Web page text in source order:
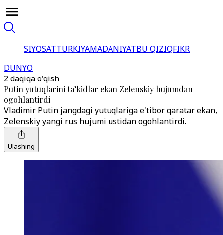
SIYOSATTURKIYAMADANIYATBU QIZIQFIKR
DUNYO
2 daqiqa o'qish
Putin yutuqlarini ta’kidlar ekan Zelenskiy hujumdan
ogohlantirdi
Vladimir Putin jangdagi yutuqlariga e'tibor qaratar ekan,
Zelenskiy yangi rus hujumi ustidan ogohlantirdi.
Ulashing